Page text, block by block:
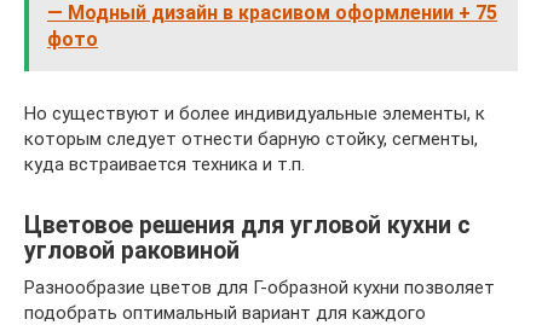
— Модный дизайн в красивом оформлении + 75
фото
Но существуют и более индивидуальные элементы, к
которым следует отнести барную стойку, сегменты,
куда встраивается техника и т.п.
Цветовое решения для угловой кухни с
угловой раковиной
Разнообразие цветов для Г-образной кухни позволяет
подобрать оптимальный вариант для каждого